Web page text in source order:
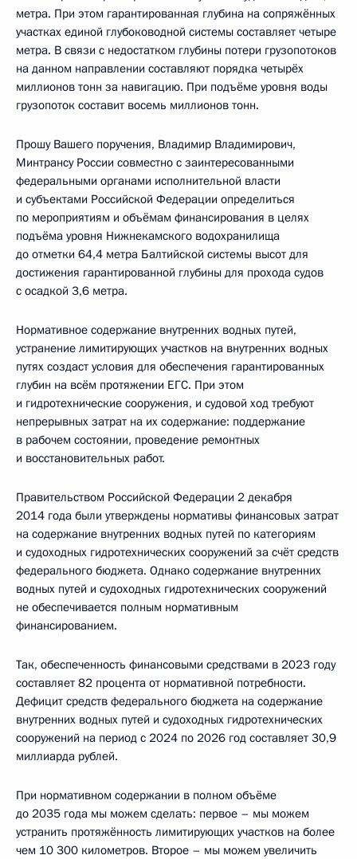
метра. При этом гарантированная глубина на сопряжённых
участках единой глубоководной системы составляет четыре
метра. В связи с недостатком глубины потери грузопотоков
на данном направлении составляют порядка четырёх
миллионов тонн за навигацию. При подъёме уровня воды
грузопоток составит восемь миллионов тонн.
Прошу Вашего поручения, Владимир Владимирович,
Минтрансу России совместно с заинтересованными
федеральными органами исполнительной власти
и субъектами Российской Федерации определиться
по мероприятиям и объёмам финансирования в целях
подъёма уровня Нижнекамского водохранилища
до отметки 64,4 метра Балтийской системы высот для
достижения гарантированной глубины для прохода судов
с осадкой 3,6 метра.
Нормативное содержание внутренних водных путей,
устранение лимитирующих участков на внутренних водных
путях создаст условия для обеспечения гарантированных
глубин на всём протяжении ЕГС. При этом
и гидротехнические сооружения, и судовой ход требуют
непрерывных затрат на их содержание: поддержание
в рабочем состоянии, проведение ремонтных
и восстановительных работ.
Правительством Российской Федерации 2 декабря
2014 года были утверждены нормативы финансовых затрат
на содержание внутренних водных путей по категориям
и судоходных гидротехнических сооружений за счёт средств
федерального бюджета. Однако содержание внутренних
водных путей и судоходных гидротехнических сооружений
не обеспечивается полным нормативным
финансированием.
Так, обеспеченность финансовыми средствами в 2023 году
составляет 82 процента от нормативной потребности.
Дефицит средств федерального бюджета на содержание
внутренних водных путей и судоходных гидротехнических
сооружений на период с 2024 по 2026 год составляет 30,9
миллиарда рублей.
При нормативном содержании в полном объёме
до 2035 года мы можем сделать: первое – мы можем
устранить протяжённость лимитирующих участков на более
чем 10 300 километров. Второе – мы можем увеличить